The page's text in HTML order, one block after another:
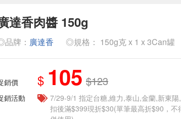
達香肉醬 150g
牌： 廣達香 ◎規格： 150g克 x 1 x 3Can罐
銷價 $ 105 $123
銷活動
7/29-9/1 指定台糖,維力,泰山,金蘭,新東
扣後滿$399現折$30(單筆最高折$90，不